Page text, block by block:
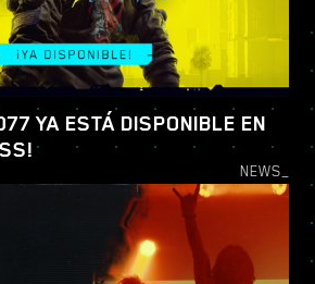
YA ESTÁ DISPONIBLE EN
NEWS_